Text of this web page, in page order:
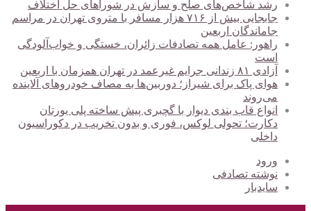
رشد شاخص‌های صلح و سازش در شوراهای حل اختلاف
جابجایی بیش از ۷۱۶ هزار مسافر با متروی تهران در مراسم
جاماندگان اربعین
راهور: عامل همه تصادفات زائران، خستگی و خواب‌آلودگی
است
آزادی ۸۱ زندانی جرایم غیرعمد در تهران همزمان با اربعین
هوای پاک برای شیراز؛ دوربین‌ها به مصاف خودروهای آلاینده
می‌روند
انواع قاب بندی دیوار با گچبری پیش ساخته پلی یورتان
دکارت؛ تحولی لوکس، فوری و بدون تخریب در دکوراسیون
داخلی
ورود
نوشته تصادفی
سایدبار